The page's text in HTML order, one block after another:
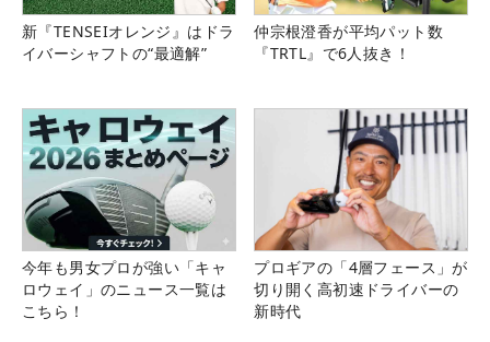
新『TENSEIオレンジ』はドラ
イバーシャフトの“最適解”
仲宗根澄香が平均パット数
『TRTL』で6人抜き！
今年も男女プロが強い「キャ
ロウェイ」のニュース一覧は
こちら！
プロギアの「4層フェース」が
切り開く高初速ドライバーの
新時代